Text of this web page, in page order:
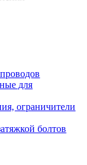
для
ограничители
болтов